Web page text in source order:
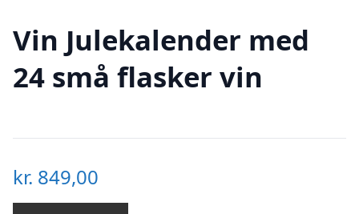
Vin Julekalender med
24 små flasker vin
kr. 849,00